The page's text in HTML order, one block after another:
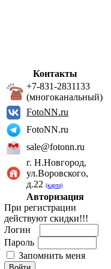
Контакты
+7-831-2831133
(многоканальный)
FotoNN.ru
FotoNN.ru
sale@fotonn.ru
г. Н.Новгород,
ул.Воровского,
д.22 (карта)
Авторизация
При регистрации
действуют скидки!!!
Логин
Пароль
Запомнить меня